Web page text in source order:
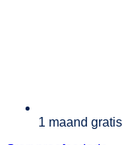
1 maand gratis